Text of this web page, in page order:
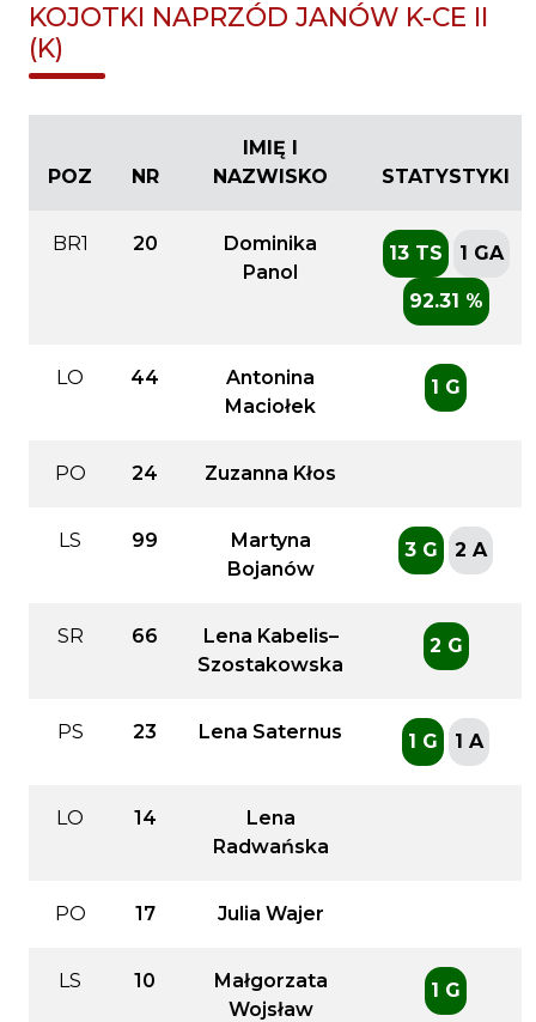
KOJOTKI NAPRZÓD JANÓW K-CE II
(K)
POZ NR
IMIĘ I
NAZWISKO
STATYSTYKI
BR1 20
Dominika
Panol
13 TS 1 GA
92.31 %
LO 44
Antonina
Maciołek
1 G
PO 24 Zuzanna Kłos
LS 99
Martyna
Bojanów
3 G 2 A
SR 66
Lena Kabelis–
Szostakowska
2 G
PS 23 Lena Saternus 1 G 1 A
LO 14
Lena
Radwańska
PO 17 Julia Wajer
LS 10
Małgorzata
Wojsław
1 G